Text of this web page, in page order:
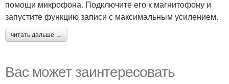
помощи микрофона. Подключите его к магнитофону и
запустите функцию записи с максимальным усилением.
читать дальше →
Вас может заинтересовать